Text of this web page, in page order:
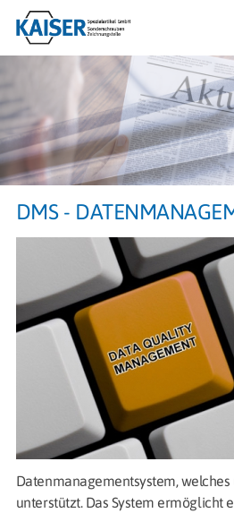
DMS -
Datenmanagementsystem,
unterstützt. Das System ermöglicht